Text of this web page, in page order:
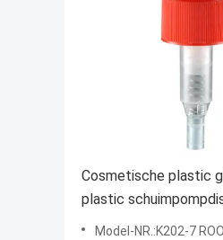
Cosmetische plastic
plastic
dispenser voor
Model-NR.:K202-7